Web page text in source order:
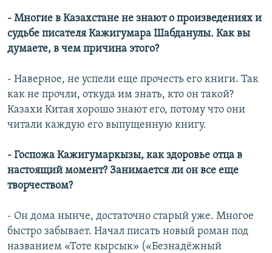
- Многие в Казахстане не знают о произведениях и
судьбе писателя Кажигумара Шабданулы. Как вы
думаете, в чем причина этого?
- Наверное, не успели еще прочесть его книги. Так
как не прочли, откуда им знать, кто он такой?
Казахи Китая хорошо знают его, потому что они
читали каждую его выпущенную книгу.
- Госпожа Кажигумаркызы, как здоровье отца в
настоящий момент? Занимается ли он все еще
творчеством?
- Он дома нынче, достаточно старый уже. Многое
быстро забывает. Начал писать новый роман под
названием «Тоте кырсык» («Безнадёжный